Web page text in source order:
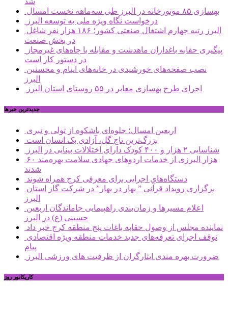
بهسازی ۸۵ موتورخانه در البرز طی سه‌ماهه نخست امسال
درخواست نگاه ویژه ملی به توسعه البرز
در بخش صنعت
در دستور کار است
البرز
اجرای طرح بهسازی معابر در ۵۵ روستای استان البرز
جديدترين خبرها
اربعین امسال؛ جلوه‌ای باشکوه از تولی و تبری
بزرگ‌ترین تاج گل، آزادی یک انسان است
شناسایی ۲ هزار و ۴۰۰ کودک دارای اختلالات بینایی در البرز
۶۰ هزار البرزی از خدمات اردوهای جهادی سلامت بهره‌مند
شدند
دستگاه‌های اجرایی برای معرفی کرج همراه شوند
البرز
حسینی (ع) در البرز
نماینده مجلس از وصول حقابه باغات پنج منطقه کرج خبر داد
پیام
ضرورت بهره مندی ایثارگران از ظرفیت های ورزشی البرز
کاریکاتور روز